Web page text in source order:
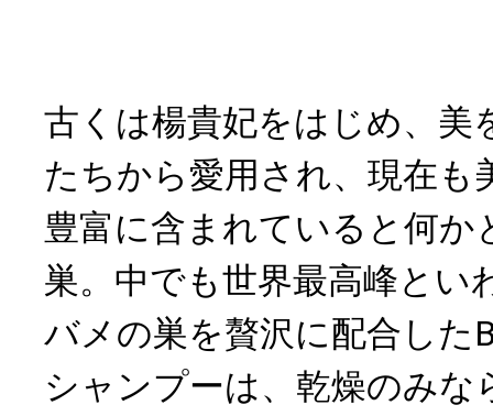
古くは楊貴妃をはじめ、美
たちから愛用され、現在も
豊富に含まれていると何か
巣。中でも世界最高峰とい
バメの巣を贅沢に配合した
シャンプーは、乾燥のみな